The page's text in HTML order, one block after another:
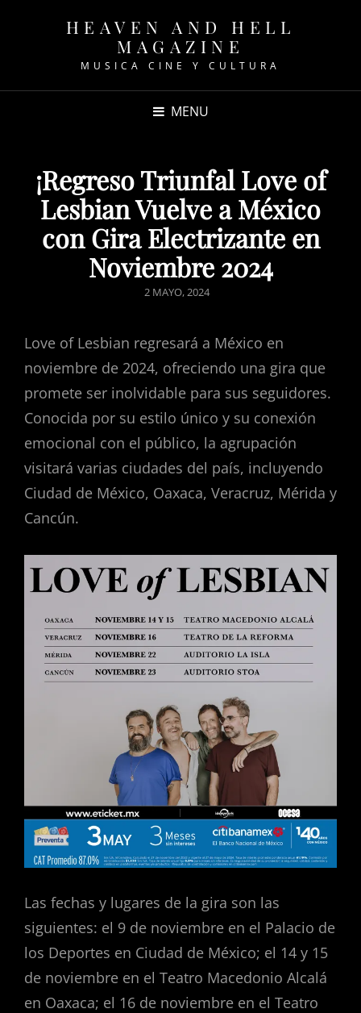
HEAVEN AND HELL
MAGAZINE
MUSICA CINE Y CULTURA
MENU
¡Regreso Triunfal Love of
Lesbian Vuelve a México
con Gira Electrizante en
Noviembre 2024
POSTED
2 MAYO, 2024
Love of Lesbian regresará a México en
noviembre de 2024, ofreciendo una gira que
promete ser inolvidable para sus seguidores.
Conocida por su estilo único y su conexión
emocional con el público, la agrupación
visitará varias ciudades del país, incluyendo
Ciudad de México, Oaxaca, Veracruz, Mérida y
Cancún.
Las fechas y lugares de la gira son las
siguientes: el 9 de noviembre en el Palacio de
los Deportes en Ciudad de México; el 14 y 15
de noviembre en el Teatro Macedonio Alcalá
en Oaxaca; el 16 de noviembre en el Teatro